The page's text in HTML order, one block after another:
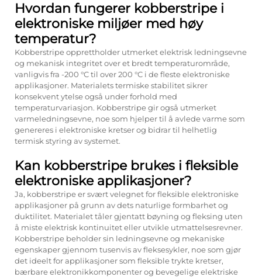
Hvordan fungerer kobberstripe i
elektroniske miljøer med høy
temperatur?
Kobberstripe opprettholder utmerket elektrisk ledningsevne
og mekanisk integritet over et bredt temperaturområde,
vanligvis fra -200 °C til over 200 °C i de fleste elektroniske
applikasjoner. Materialets termiske stabilitet sikrer
konsekvent ytelse også under forhold med
temperaturvariasjon. Kobberstripe gir også utmerket
varmeledningsevne, noe som hjelper til å avlede varme som
genereres i elektroniske kretser og bidrar til helhetlig
termisk styring av systemet.
Kan kobberstripe brukes i fleksible
elektroniske applikasjoner?
Ja, kobberstripe er svært velegnet for fleksible elektroniske
applikasjoner på grunn av dets naturlige formbarhet og
duktilitet. Materialet tåler gjentatt bøyning og fleksing uten
å miste elektrisk kontinuitet eller utvikle utmattelsesrevner.
Kobberstripe beholder sin ledningsevne og mekaniske
egenskaper gjennom tusenvis av fleksesykler, noe som gjør
det ideelt for applikasjoner som fleksible trykte kretser,
bærbare elektronikkomponenter og bevegelige elektriske